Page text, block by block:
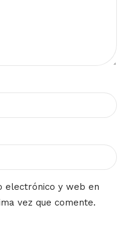
electrónico y web en
vez que comente.